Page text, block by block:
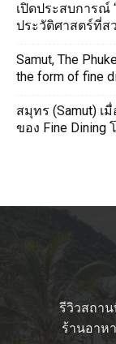
เปิดประสบการณ์
ประวัติศาสตร์ที่ส
Samut, The
the form of fine
สมุทร (Samut) เ
ของ Fine Dining
รีวิวสถา
ร้านอาห